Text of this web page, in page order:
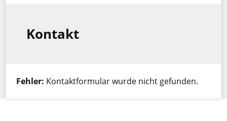
Kontakt
Fehler: Kontaktformular wurde nicht gefunden.